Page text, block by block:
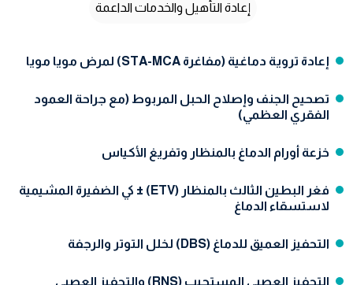
إعادة التأهيل والخدمات الداعمة
إعادة تروية دماغية (مفاغرة STA-MCA) لمرض مويا مويا
تصحيح الجنف وإصلاح الحبل المربوط (مع جراحة العمود
الفقري العظمي)
خزعة أورام الدماغ بالمنظار وتفريغ الأكياس
فغر البطين الثالث بالمنظار (ETV) ± كي الضفيرة المشيمية
لاستسقاء الدماغ
التحفيز العميق للدماغ (DBS) لخلل التوتر والرجفة
التحفيز العصبي المستجيب (RNS) والتحفيز العصبي